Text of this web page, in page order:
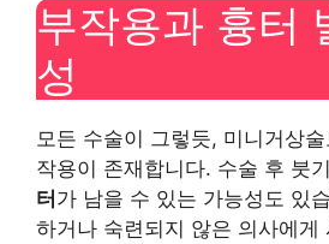
부작용과 흉터
성
모든 수술이 그렇듯, 미니거상
작용이 존재합니다. 수술 후 붓
터가 남을 수 있는 가능성도 있
하거나 숙련되지 않은 의사에게